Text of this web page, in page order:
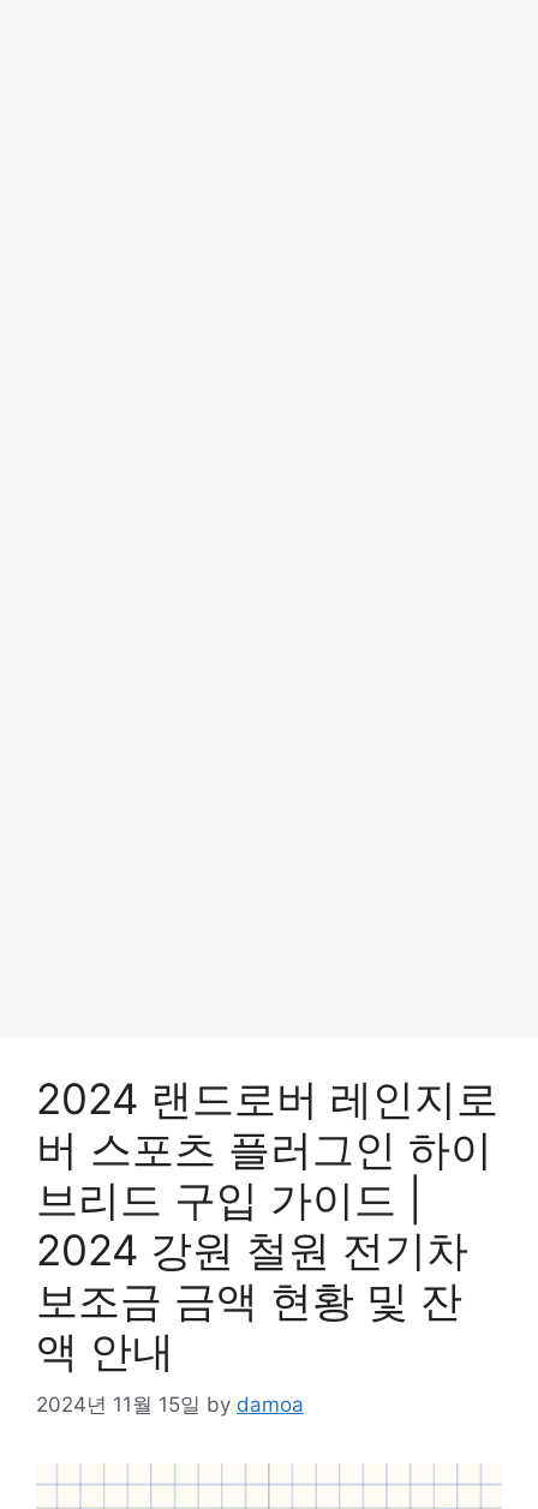
2024 랜드로버 레인지로
버 스포츠 플러그인 하이
브리드 구입 가이드 |
2024 강원 철원 전기차
보조금 금액 현황 및 잔
액 안내
2024년 11월 15일 by damoa